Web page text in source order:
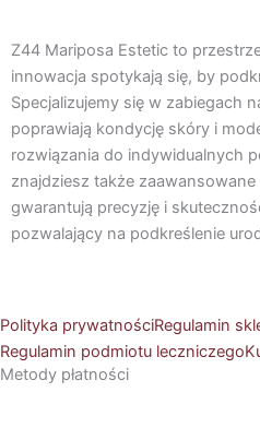
a
c
e
b
o
o
k
n
s
t
a
g
r
a
Z44 Mariposa Estetic to
innowacja spotykają się, by
Specjalizujemy się w zabiegach
poprawiają kondycję skóry i
rozwiązania do indywidualnych
znajdziesz także
gwarantują precyzję i
pozwalający na podkreślenie
Polityka prywatnościRegulamin
Regulamin podmiotu leczniczego
Metody płatności